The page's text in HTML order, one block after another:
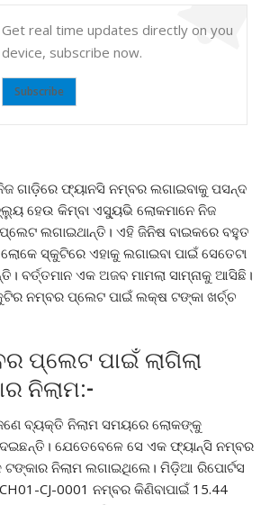
Get real time updates directly on you
device, subscribe now.
Subscribe
ଗାଡ଼ିରେ ଫ୍ୟାନସି ନମ୍ବର ଲଗାଇବାକୁ ପସନ୍ଦ
ହେଉ କିମ୍ବା ଏସ୍ୟୁଭି ଲୋକମାନେ ନିଜ
ଲଗାଇଥାନ୍ତି। ଏହି ଜିନିଷ ବାଇକରେ ବହୁତ
ସ୍କୁଟିରେ ଏହାକୁ ଲଗାଇବା ପାଇଁ ସେତେଟା
ବର୍ତ୍ତମାନ ଏକ ଅଜବ ମାମଲା ସାମ୍ନାକୁ ଆସିଛି।
ନମ୍ବର ପ୍ଲେଟ ପାଇଁ ଲକ୍ଷ ଟଙ୍କା ଖର୍ଚ୍ଚ
ପ୍ଲେଟ ପାଇଁ ଲାଗିଲା
ନିଲାମ:-
ବ୍ୟକ୍ତି ନିଲାମ ସମୟରେ ଲୋକଙ୍କୁ
ଯେତେବେଳେ ସେ ଏକ ଫ୍ୟାନ୍ସି ନମ୍ବର
ନିଲାମ ଲଗାଇଥିଲେ। ମିଡ଼ିଆ ରିପୋର୍ଟସ
CJ-0001 ନମ୍ବର କିଣିବାପାଇଁ 15.44